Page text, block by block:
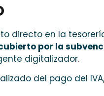
directo en la
por la
digitalizador.
del pago del